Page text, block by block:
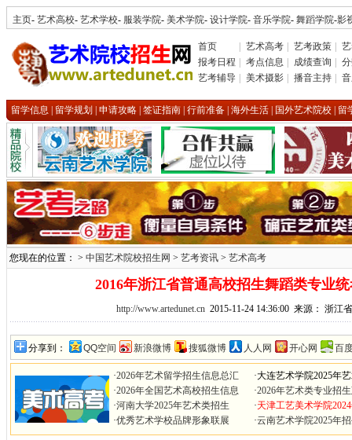
主页- 艺术高校- 艺术学校- 服装学院- 美术学院- 设计学院- 音乐学院- 舞蹈学院-影
首页 艺术高考 艺考政策
报考日程
考点信息 成绩查询
艺考辅导
美术摄影 播音主持
留学信息 留学规划 申请攻略 签证指南 行前准备 海外生活 国外艺术院校 留
您现在的位置： > 中国艺术院校招生网 > 艺考资讯 > 艺术高考
2016年浙江省普通高校招生舞蹈类专业
http://www.artedunet.cn2015-11-24 14:36:00 来源： 浙江
分享到： QQ空间 新浪微博 搜狐微博 人人网 开心网 百
·2026年艺术留学招生信息总汇
·2026年全国艺术高校招生信息
·河南大学2025年艺术类招生
·优秀艺术学校品牌形象联展
·大连艺术学院2025年
·2026年艺术类专业招
·天津工艺美术学院
·云南艺术学院2025年